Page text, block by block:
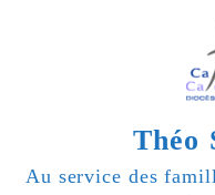
Théo
Au service des